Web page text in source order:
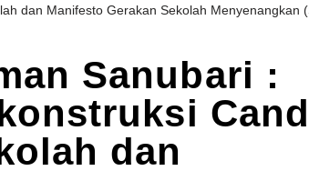
dan Manifesto Gerakan Sekolah
Sanubari :
dan